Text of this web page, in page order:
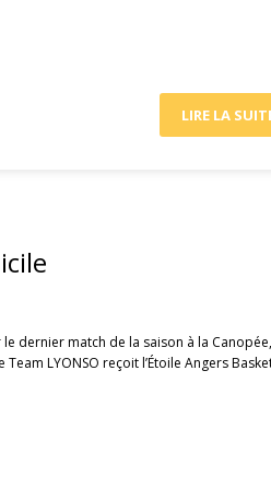
LIRE LA
le dernier match de la saison à la Canopée,
Team LYONSO reçoit l’Étoile Angers